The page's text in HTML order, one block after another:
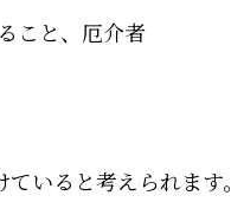
こと、厄介者
いると考えられます。